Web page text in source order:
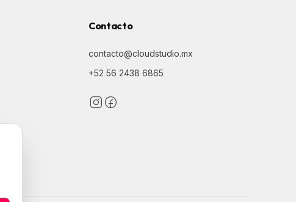
Contacto
contacto@cloudstudio.mx
+52 56 2438 6865